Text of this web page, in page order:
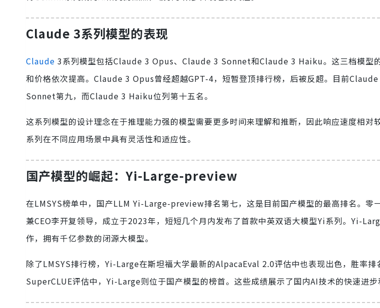
Claude 3系列模型的表现
Claude 3系列模型包括Claude 3 Opus、Claude 3 Sonnet和Claude 3 Haiku。这三档模型
和价格依次提高。Claude 3 Opus曾经超越GPT-4，短暂登顶排行榜，后被反超。目前
Sonnet第九，而Claude 3 Haiku位列第十五名。
这系列模型的设计理念在于推理能力强的模型需要更多时间来理解和推断，因此响应速度相对
系列在不同应用场景中具有灵活性和适应性。
国产模型的崛起：Yi-Large-preview
在LMSYS榜单中，国产LLM Yi-Large-preview排名第七，这是目前国产模型的最高排名。零
兼CEO李开复领导，成立于2023年，短短几个月内发布了首款中英双语大模型Yi系列。Yi-
作，拥有千亿参数的闭源大模型。
除了LMSYS排行榜，Yi-Large在斯坦福大学最新的AlpacaEval 2.0评估中也表现出色，胜率排
SuperCLUE评估中，Yi-Large则位于国产模型的榜首。这些成绩展示了国内AI技术的快速进步